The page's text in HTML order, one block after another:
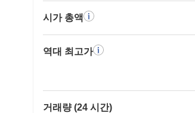
시가 총액
역대 최고가
거래량 (24 시간)